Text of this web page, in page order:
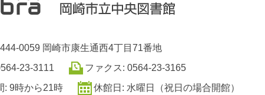
0059 岡崎市康生通西4丁目71番地
23-3111
ファクス: 0564-23-3165
: 9時から21時
休館日: 水曜日（祝日の場合開館）